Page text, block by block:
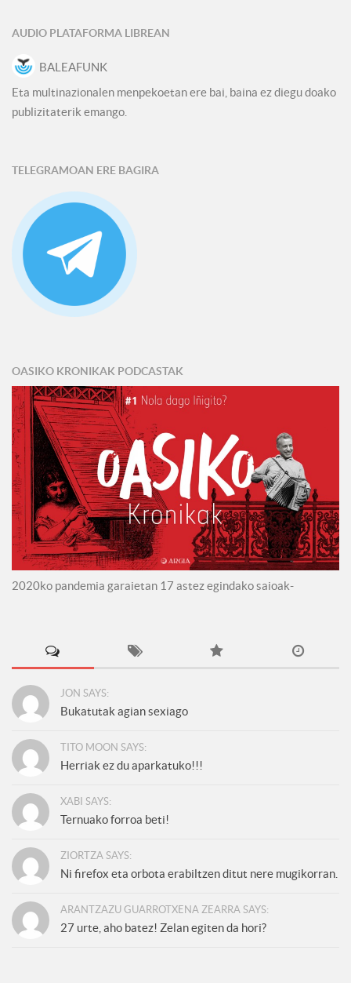
AUDIO PLATAFORMA LIBREAN
BALEAFUNK
Eta multinazionalen menpekoetan ere bai, baina ez diegu doako
publizitaterik emango.
TELEGRAMOAN ERE BAGIRA
OASIKO KRONIKAK PODCASTAK
2020ko pandemia garaietan 17 astez egindako saioak-
JON SAYS:
Bukatutak agian sexiago
TITO MOON SAYS:
Herriak ez du aparkatuko!!!
XABI SAYS:
Ternuako forroa beti!
ZIORTZA SAYS:
Ni firefox eta orbota erabiltzen ditut nere mugikorran.
ARANTZAZU GUARROTXENA ZEARRA SAYS:
27 urte, aho batez! Zelan egiten da hori?